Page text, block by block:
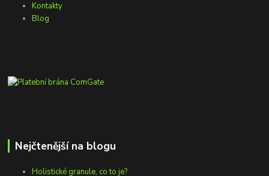
Kontakty
Blog
Nejčtenější na blogu
Holistické granule, co to je?